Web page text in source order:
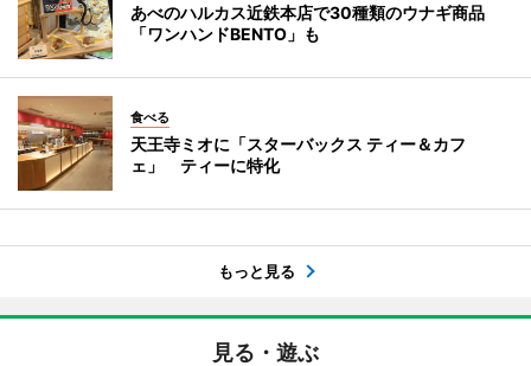
あべのハルカス近鉄本店で30種類のウナギ商品
「ワンハンドBENTO」も
食べる
天王寺ミオに「スターバックス ティー＆カフ
ェ」 ティーに特化
もっと見る
見る・遊ぶ